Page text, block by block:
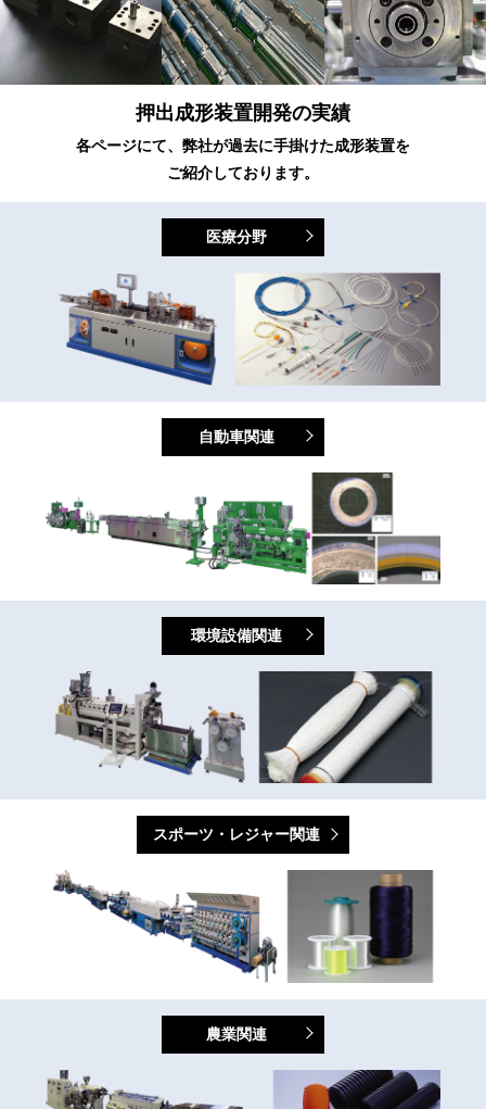
押出成形装置開発の実績
各ページにて、弊社が過去に手掛けた成形装置を
ご紹介しております。
医療分野
自動車関連
環境設備関連
スポーツ・レジャー関連
農業関連